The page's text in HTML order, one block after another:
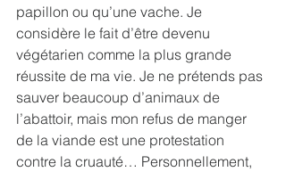
papillon ou qu’une vache. Je
considère le fait d’être devenu
végétarien comme la plus grande
réussite de ma vie. Je ne prétends pas
sauver beaucoup d’animaux de
l’abattoir, mais mon refus de manger
de la viande est une protestation
contre la cruauté… Personnellement,